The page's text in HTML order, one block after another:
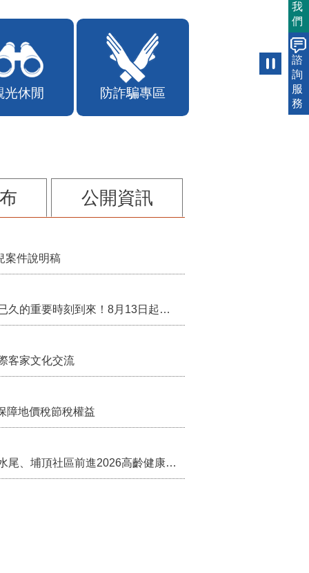
光休閒 防詐騙專區
公開資訊
案件說明稿
行政院核定西拉雅族為平埔原住民族群 盼望已久的重要時刻到來！8月13日起受理民族成員名冊登記
客家文化交流
障地價稅節稅權益
苗栗農村綠色照顧成果登上全國舞台！ 後龍水尾、埔頂社區前進2026高齡健康產業博覽會
我
們
諮
詢
服
務